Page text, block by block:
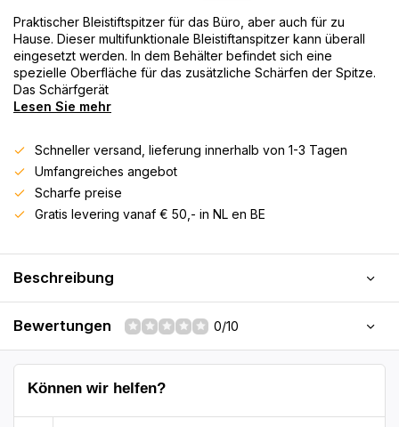
Praktischer Bleistiftspitzer für das Büro, aber auch für zu
Hause. Dieser multifunktionale Bleistiftanspitzer kann überall
eingesetzt werden. In dem Behälter befindet sich eine
spezielle Oberfläche für das zusätzliche Schärfen der Spitze.
Das Schärfgerät
Lesen Sie mehr
Schneller versand, lieferung innerhalb von 1-3 Tagen
Umfangreiches angebot
Scharfe preise
Gratis levering vanaf € 50,- in NL en BE
Beschreibung
Bewertungen 0/10
Können wir helfen?